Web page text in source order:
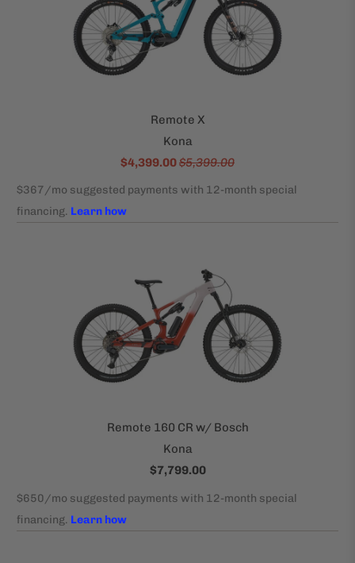
Remote X
Kona
$4,399.00$5,399.00
Remote 160 CR w/ Bosch
Kona
$7,799.00